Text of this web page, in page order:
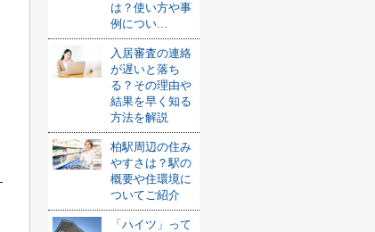
は？使い方や事
例につい...
入居審査の連絡
が遅いと落ち
る？その理由や
結果を早く知る
方法を解説
柏駅周辺の住み
やすさは？駅の
概要や住環境に
ついてご紹介
「ハイツ」って